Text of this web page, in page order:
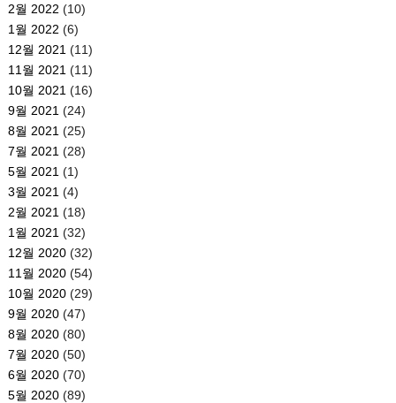
2월 2022 (10)
1월 2022 (6)
12월 2021 (11)
11월 2021 (11)
10월 2021 (16)
9월 2021 (24)
8월 2021 (25)
7월 2021 (28)
5월 2021 (1)
3월 2021 (4)
2월 2021 (18)
1월 2021 (32)
12월 2020(32)
11월 2020(54)
10월 2020(29)
9월 2020(47)
8월 2020(80)
7월 2020(50)
6월 2020(70)
5월 2020(89)